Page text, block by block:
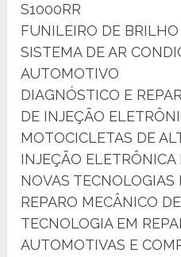
S1000RR
FUNILEIRO DE BRILHO
SISTEMA DE AR
AUTOMOTIVO
DIAGNÓSTICO E
DE INJEÇÃO
MOTOCICLETAS DE
INJEÇÃO
NOVAS TECNOLOGIAS
REPARO MECÂNICO
TECNOLOGIA EM
AUTOMOTIVAS E